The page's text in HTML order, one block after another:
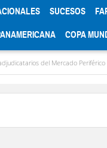
SUCESOS
COPA
Periférico